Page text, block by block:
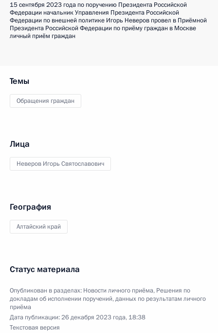
15 сентября 2023 года по поручению Президента Российской
Федерации начальник Управления Президента Российской
Федерации по внешней политике Игорь Неверов провел в Приёмной
Президента Российской Федерации по приёму граждан в Москве
личный приём граждан
Темы
Обращения граждан
Лица
Неверов Игорь Святославович
География
Алтайский край
Статус материала
Опубликован в разделах: Новости личного приёма, Решения по
докладам об исполнении поручений, данных по результатам личного
приёма
Дата публикации:26 декабря 2023 года, 18:38
Текстовая версия